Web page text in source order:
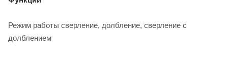
Режим работы сверление, долбление, сверление с
долблением